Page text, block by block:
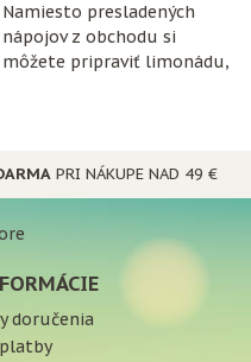
Namiesto presladených
nápojov z obchodu si
môžete pripraviť limonádu,
PRI NÁKUPE NAD 49 €
doručenia